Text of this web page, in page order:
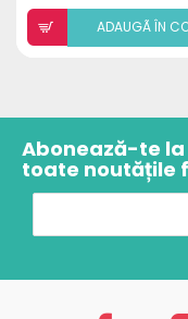
ADAUGÃ ÎN
Abonează-te la
toate noutățile